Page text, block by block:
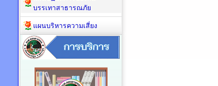
บรรเทาสาธารณภัย
แผนบริหารความเสี่ยง